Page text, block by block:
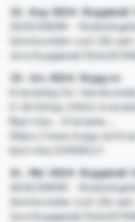
10. Aug 2024:
2025/09099 -
Vannkunsten syd (DL-
/pro/byggesak/Oslo/
19. Jun 2024: Bygg.no
Kranselag for
S Utvikling (OSU)
Bjørvika.. Kransela...
https://www.bygg.no/
bjorvika/1555841!/
31. Mai 2024: Byggesak
2025/09099 -
Vannkunsten syd (DL-
/pro/byggesak/Oslo/